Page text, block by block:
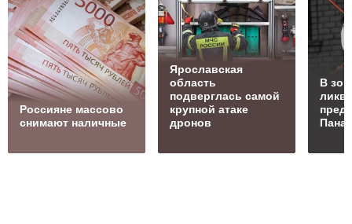
Россияне массово
снимают наличные
Ярославская
область
подверглась самой
крупной атаке
дронов
В